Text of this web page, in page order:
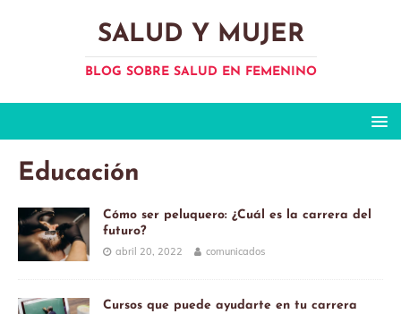
SALUD Y MUJER
BLOG SOBRE SALUD EN FEMENINO
Educación
Cómo ser peluquero: ¿Cuál es la carrera del
futuro?
abril 20, 2022 comunicados
Cursos que puede ayudarte en tu carrera